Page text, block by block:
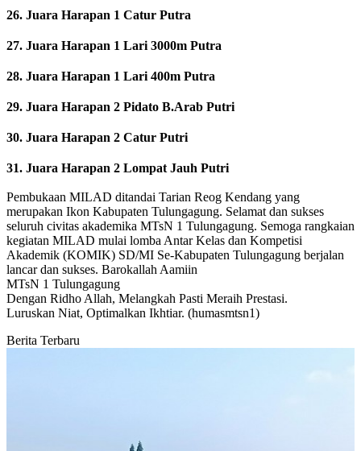
26. Juara Harapan 1 Catur Putra
27. Juara Harapan 1 Lari 3000m Putra
28. Juara Harapan 1 Lari 400m Putra
29. Juara Harapan 2 Pidato B.Arab Putri
30. Juara Harapan 2 Catur Putri
31. Juara Harapan 2 Lompat Jauh Putri
Pembukaan MILAD ditandai Tarian Reog Kendang yang
merupakan Ikon Kabupaten Tulungagung. Selamat dan sukses
seluruh civitas akademika MTsN 1 Tulungagung. Semoga rangkaian
kegiatan MILAD mulai lomba Antar Kelas dan Kompetisi
Akademik (KOMIK) SD/MI Se-Kabupaten Tulungagung berjalan
lancar dan sukses. Barokallah Aamiin
MTsN 1 Tulungagung
Dengan Ridho Allah, Melangkah Pasti Meraih Prestasi.
Luruskan Niat, Optimalkan Ikhtiar. (humasmtsn1)
Berita Terbaru